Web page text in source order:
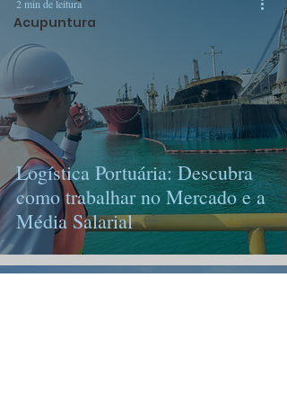
Acupuntura
Logística Portuária: Descubra
como trabalhar no Mercado e a
Média Salarial
2 min de leitura